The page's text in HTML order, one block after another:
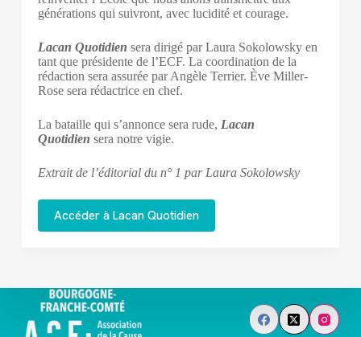
générations qui suivront, avec lucidité et courage.
Lacan Quotidien sera dirigé par Laura Sokolowsky en
tant que présidente de l’ECF. La coordination de la
rédaction sera assurée par Angèle Terrier. Ève Miller-
Rose sera rédactrice en chef.
La bataille qui s’annonce sera rude, Lacan
Quotidien sera notre vigie.
Extrait de l’éditorial du n° 1 par Laura Sokolowsky
Accéder à Lacan Quotidien